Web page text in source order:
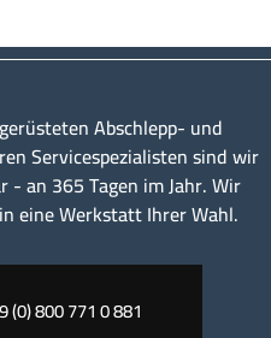
Abschlepp- und
Servicespezialisten sind wir
an 365 Tagen im Jahr. Wir
eine Werkstatt Ihrer Wahl.
(0) 800 771 0 881